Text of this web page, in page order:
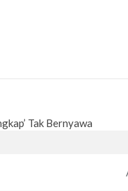
Tak Bernyawa